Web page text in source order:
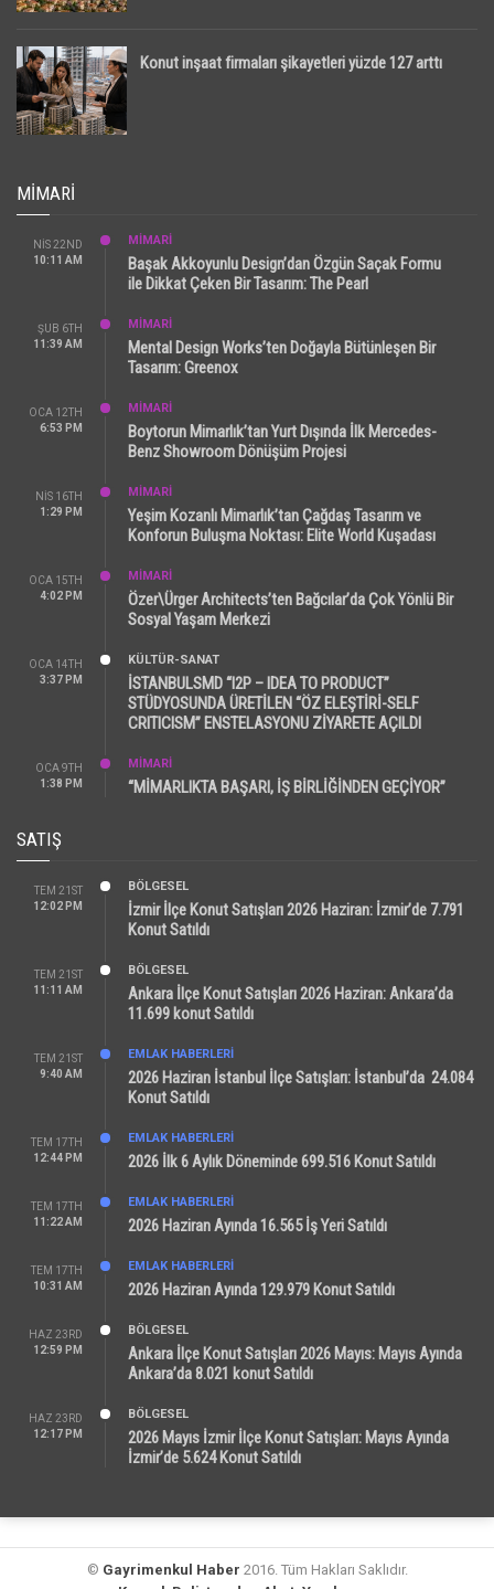
Konut inşaat firmaları şikayetleri yüzde 127 arttı
MIMARI
NIS 22ND
10:11 AM
MİMARİ
Başak Akkoyunlu Design’dan Özgün Saçak Formu
ile Dikkat Çeken Bir Tasarım: The Pearl
ŞUB 6TH
11:39 AM
MİMARİ
Mental Design Works’ten Doğayla Bütünleşen Bir
Tasarım: Greenox
OCA 12TH
6:53 PM
MİMARİ
Boytorun Mimarlık’tan Yurt Dışında İlk Mercedes-
Benz Showroom Dönüşüm Projesi
NIS 16TH
1:29 PM
MİMARİ
Yeşim Kozanlı Mimarlık’tan Çağdaş Tasarım ve
Konforun Buluşma Noktası: Elite World Kuşadası
OCA 15TH
4:02 PM
MİMARİ
Özer\Ürger Architects’ten Bağcılar’da Çok Yönlü Bir
Sosyal Yaşam Merkezi
OCA 14TH
3:37 PM
KÜLTÜR-SANAT
İSTANBULSMD “I2P – IDEA TO PRODUCT”
STÜDYOSUNDA ÜRETİLEN “ÖZ ELEŞTİRİ-SELF
CRITICISM” ENSTELASYONU ZİYARETE AÇILDI
OCA 9TH
1:38 PM
MİMARİ
“MİMARLIKTA BAŞARI, İŞ BİRLİĞİNDEN GEÇİYOR”
SATIŞ
TEM 21ST
12:02 PM
BÖLGESEL
İzmir İlçe Konut Satışları 2026 Haziran: İzmir’de 7.791
Konut Satıldı
TEM 21ST
11:11 AM
BÖLGESEL
Ankara İlçe Konut Satışları 2026 Haziran: Ankara’da
11.699 konut Satıldı
TEM 21ST
9:40 AM
EMLAK HABERLERI
2026 Haziran İstanbul İlçe Satışları: İstanbul’da 24.084
Konut Satıldı
TEM 17TH
12:44 PM
EMLAK HABERLERI
2026 İlk 6 Aylık Döneminde 699.516 Konut Satıldı
TEM 17TH
11:22 AM
EMLAK HABERLERI
2026 Haziran Ayında 16.565 İş Yeri Satıldı
TEM 17TH
10:31 AM
EMLAK HABERLERI
2026 Haziran Ayında 129.979 Konut Satıldı
HAZ 23RD
12:59 PM
BÖLGESEL
Ankara İlçe Konut Satışları 2026 Mayıs: Mayıs Ayında
Ankara’da 8.021 konut Satıldı
HAZ 23RD
12:17 PM
BÖLGESEL
2026 Mayıs İzmir İlçe Konut Satışları: Mayıs Ayında
İzmir’de 5.624 Konut Satıldı
© Gayrimenkul Haber 2016. Tüm Hakları Saklıdır.